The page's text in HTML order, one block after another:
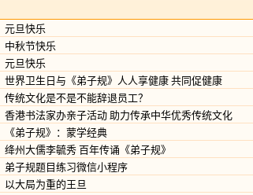
元旦快乐
中秋节快乐
元旦快乐
世界卫生日与《弟子规》人人享健康 共同促健康
传统文化是不是不能辞退员工？
香港书法家办亲子活动 助力传承中华优秀传统文化
《弟子规》：蒙学经典
绛州大儒李毓秀 百年传诵《弟子规》
弟子规题目练习微信小程序
以大局为重的王旦